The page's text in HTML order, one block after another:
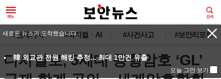
#전체기사 #피지컬ㆍAI #사건사고 #보안리포트
디사일로, 5세대 동형암호 ‘GL’
새로운 뉴스가 도착했습니다.
韓 외교관 전원 해킹 추정... 최대 1만건 유출
오늘 그만 보기